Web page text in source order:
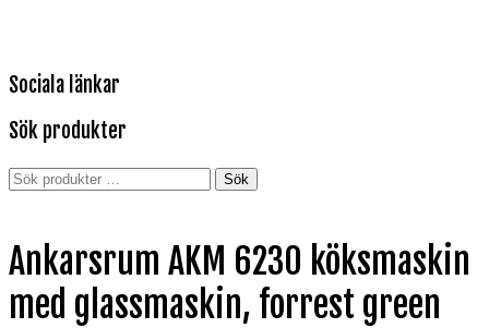
Sociala länkar
Sök produkter
Sök
Sök
Ankarsrum AKM 6230 köksmaskin
med glassmaskin, forrest green